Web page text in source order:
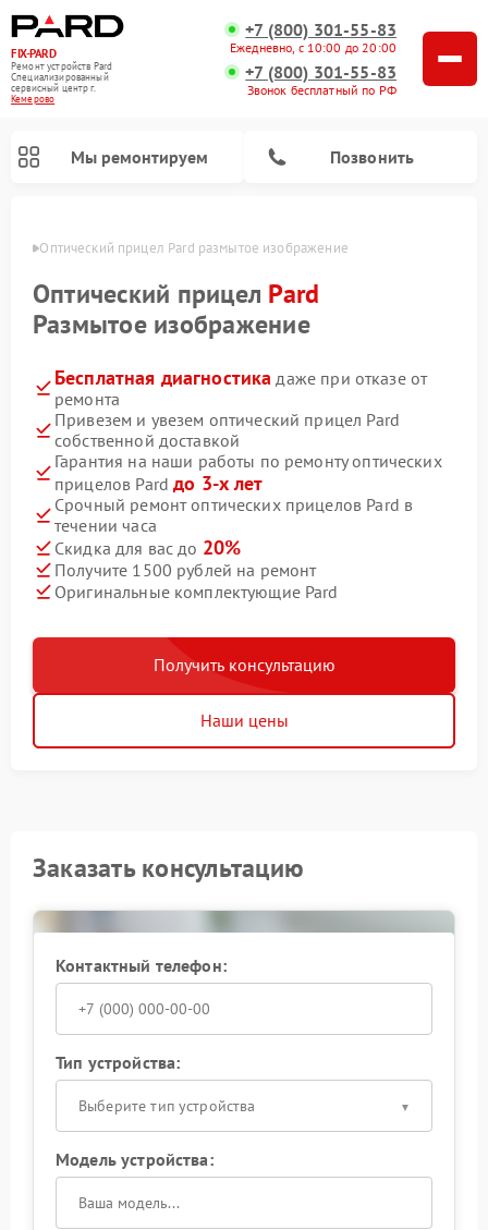
FIX-PARD
Ремонт устройств Pard
Специализированный
cервисный центр г.
Кемерово
+7 (800) 301-55-83
Ежедневно, с 10:00 до 20:00
+7 (800) 301-55-83
Звонок бесплатный по РФ
Мы ремонтируем Позвонить
Оптический прицел Pard размытое изображение
Оптический прицел Pard
Размытое изображение
Бесплатная диагностика даже при отказе от
ремонта
Привезем и увезем оптический прицел Pard
собственной доставкой
Гарантия на наши работы по ремонту оптических
прицелов Pardдо 3-х лет
Срочный ремонт оптических прицелов Pard в
течении часа
Скидка для вас до 20%
Получите 1500 рублей на ремонт
Оригинальные комплектующие Pard
Получить консультацию
Наши цены
Заказать консультацию
Контактный телефон:
Тип устройства:
Выберите тип устройства
Модель устройства: